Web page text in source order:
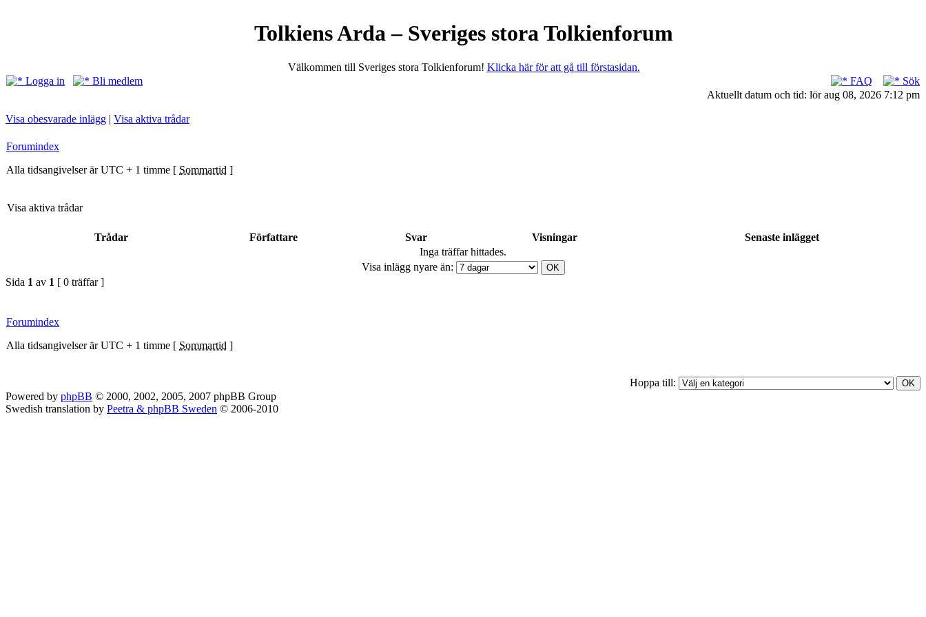
Tolkiens Arda – Sveriges stora Tolkienforum
Välkommen till Sveriges stora Tolkienforum! Klicka här för att gå till förstasidan.
Logga in
Bli medlem FAQ
Sök
Aktuellt datum och tid: lör aug 08, 2026 7:12 pm
Visa obesvarade inlägg | Visa aktiva trådar
Forumindex
Alla tidsangivelser är UTC + 1 timme [ Sommartid ]
Visa aktiva trådar
Trådar Författare Svar Visningar
Senaste inlägget
Inga träffar hittades.
Visa inlägg nyare än:
Sida 1 av 1 [ 0 träffar ]
Forumindex
Alla tidsangivelser är UTC + 1 timme [ Sommartid ]
Hoppa till:
Powered by phpBB © 2000, 2002, 2005, 2007 phpBB Group
Swedish translation by Peetra & phpBB Sweden © 2006-2010